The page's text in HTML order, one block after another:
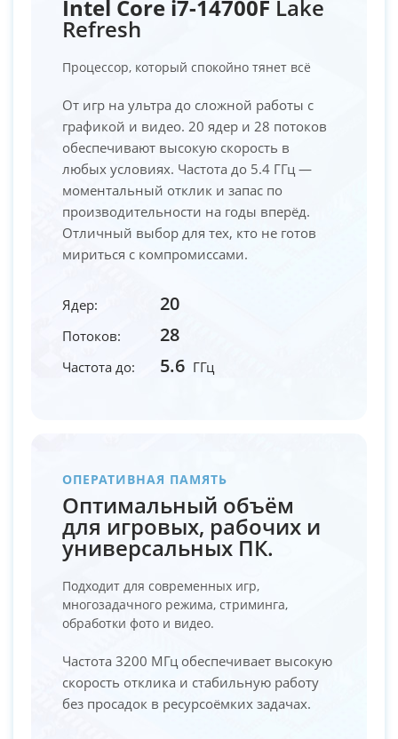
Intel Core i7-14700F Lake
Refresh
Процессор, который спокойно тянет всё
От игр на ультра до сложной работы с
графикой и видео. 20 ядер и 28 потоков
обеспечивают высокую скорость в
любых условиях. Частота до 5.4 ГГц —
моментальный отклик и запас по
производительности на годы вперёд.
Отличный выбор для тех, кто не готов
мириться с компромиссами.
Ядер: 20
Потоков: 28
Частота до: 5.6 ГГц
ОПЕРАТИВНАЯ ПАМЯТЬ
Оптимальный объём
для игровых, рабочих и
универсальных ПК.
Подходит для современных игр,
многозадачного режима, стриминга,
обработки фото и видео.
Частота 3200 МГц обеспечивает высокую
скорость отклика и стабильную работу
без просадок в ресурсоёмких задачах.